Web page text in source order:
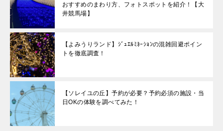
おすすめのまわり方、フォトスポットを紹介！【大
井競馬場】
【よみうりランド】ｼﾞｭｴﾙﾐﾈｰｼｮﾝの混雑回避ポイン
トを徹底調査！
【ソレイユの丘】予約が必要？予約必須の施設・当
日OKの体験を調べてみた！